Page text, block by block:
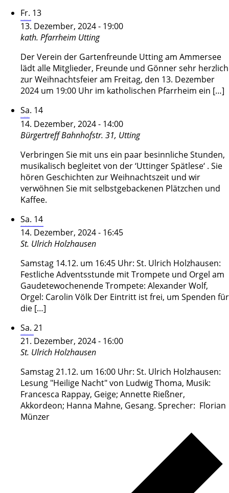
Fr. 13
13. Dezember, 2024 - 19:00
kath. Pfarrheim Utting
Der Verein der Gartenfreunde Utting am Ammersee
lädt alle Mitglieder, Freunde und Gönner sehr herzlich
zur Weihnachtsfeier am Freitag, den 13. Dezember
2024 um 19:00 Uhr im katholischen Pfarrheim ein […]
Sa. 14
14. Dezember, 2024 - 14:00
BürgertreffBahnhofstr. 31, Utting
Verbringen Sie mit uns ein paar besinnliche Stunden,
musikalisch begleitet von der ‘Uttinger Spätlese‘ . Sie
hören Geschichten zur Weihnachtszeit und wir
verwöhnen Sie mit selbstgebackenen Plätzchen und
Kaffee.
Sa. 14
14. Dezember, 2024 - 16:45
St. UlrichHolzhausen
Samstag 14.12. um 16:45 Uhr: St. Ulrich Holzhausen:
Festliche Adventsstunde mit Trompete und Orgel am
Gaudetewochenende Trompete: Alexander Wolf,
Orgel: Carolin Völk Der Eintritt ist frei, um Spenden für
die […]
Sa. 21
21. Dezember, 2024 - 16:00
St. UlrichHolzhausen
Samstag 21.12. um 16:00 Uhr: St. Ulrich Holzhausen:
Lesung "Heilige Nacht" von Ludwig Thoma, Musik:
Francesca Rappay, Geige; Annette Rießner,
Akkordeon; Hanna Mahne, Gesang. Sprecher: Florian
Münzer